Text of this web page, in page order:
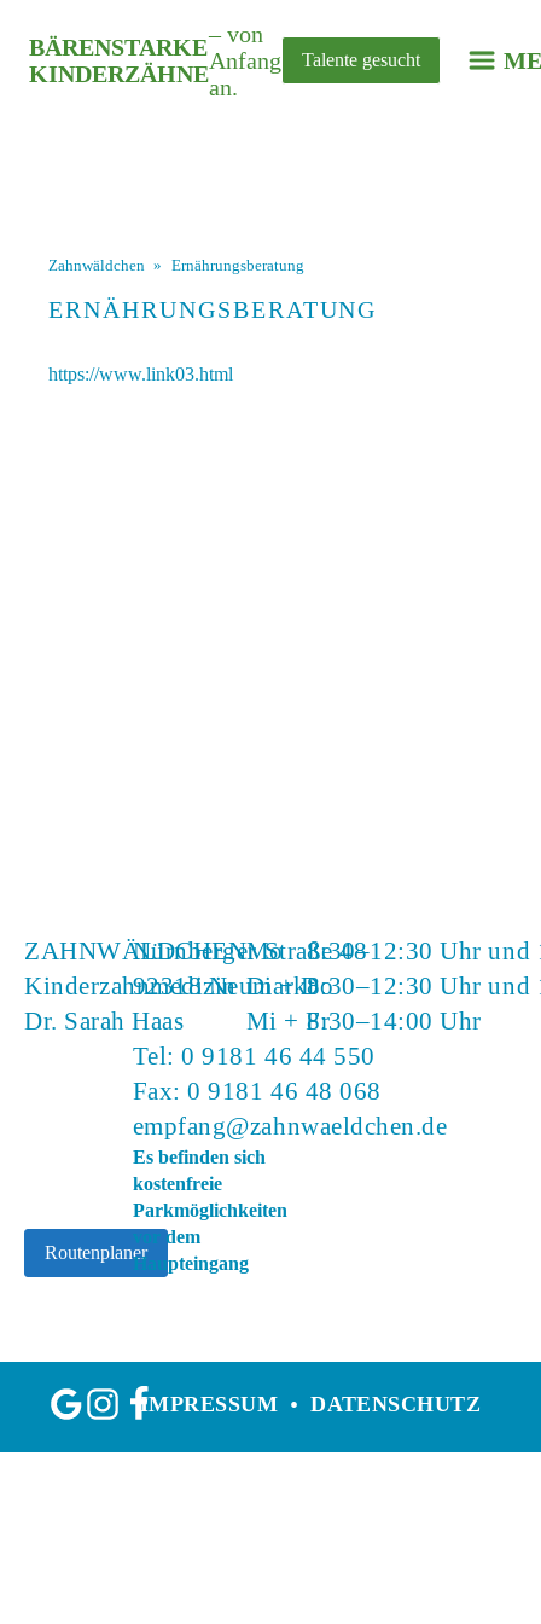
BÄRENSTARKE
KINDERZÄHNE
– von
Anfang
an.
Talente gesucht
Zahnwäldchen » Ernährungsberatung
ERNÄHRUNGSBERATUNG
https://www.link03.html
ZAHNWÄLDCHEN
Kinderzahnmedizin
Dr. Sarah Haas
Routenplaner
Nürnberger Straße 48
92318 Neumarkt
Tel:0 9181 46 44 550
Fax: 0 9181 46 48 068
empfang@zahnwaeldchen.de
Es befinden sich
kostenfreie
Parkmöglichkeiten
vor dem
Haupteingang
Mo
Di + Do
Mi + Fr
8:30–12:30 Uhr und
8:30–12:30 Uhr und
8:30–14:00 Uhr
IMPRESSUM DATENSCHUTZ